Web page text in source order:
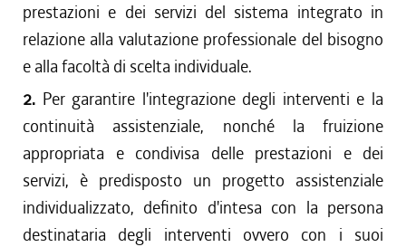
prestazioni e dei servizi del sistema integrato in
relazione alla valutazione professionale del bisogno
e alla facoltà di scelta individuale.
2. Per garantire l'integrazione degli interventi e la
continuità assistenziale, nonché la fruizione
appropriata e condivisa delle prestazioni e dei
servizi, è predisposto un progetto assistenziale
individualizzato, definito d'intesa con la persona
destinataria degli interventi ovvero con i suoi